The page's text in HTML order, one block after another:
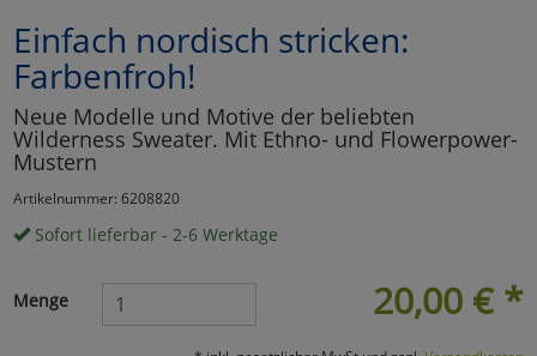
Einfach nordisch stricken:
Farbenfroh!
Neue Modelle und Motive der beliebten
Wilderness Sweater. Mit Ethno- und Flowerpower-
Mustern
Artikelnummer: 6208820
Sofort lieferbar - 2-6 Werktage
20,00 € *
Menge
Marketing
Umfragetools
zu Haupptseite